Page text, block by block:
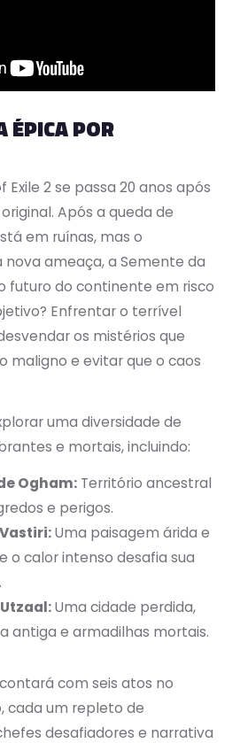
ÉPICA POR
Exile 2 se passa 20 anos após
Após a queda de
em ruínas, mas o
ameaça, a Semente da
futuro do continente em risco
Enfrentar o terrível
os mistérios que
maligno e evitar que o caos
uma diversidade de
e mortais, incluindo:
Ogham: Território ancestral
e perigos.
Uma paisagem árida e
o calor intenso desafia sua
Uma cidade perdida,
antiga e armadilhas mortais.
com seis atos no
cada um repleto de
desafiadores e narrativa